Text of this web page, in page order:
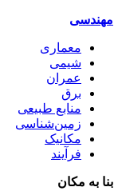
مهندسی
معماری
شیمی
عمران
برق
منابع طبیعی
زمین‌شناسی
مکانیک
فرآیند
بنا به مکان